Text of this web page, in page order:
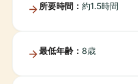
所要時間： 約1.5時間
最低年齢： 8歳